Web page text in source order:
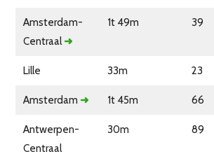
Amsterdam-
Centraal➜
1t 49m 39
Lille 33m 23
Amsterdam ➜ 1t 45m 66
Antwerpen-
Centraal
30m 89